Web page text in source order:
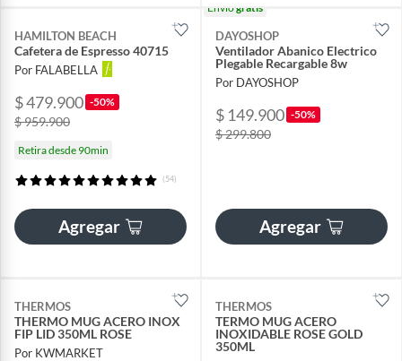
HAMILTON BEACH
Cafetera de Espresso 40715
Por FALABELLA
$ 479.900 -50%
$ 959.900
Retira desde 90min
(54)
Agregar
Envíogratis
DAYOSHOP
Ventilador Abanico Electrico
Plegable Recargable 8w
Por DAYOSHOP
$ 149.900 -50%
$ 299.800
Agregar
THERMOS
THERMO MUG ACERO INOX
FIP LID 350ML ROSE
Por KWMARKET
THERMOS
TERMO MUG ACERO
INOXIDABLE ROSE GOLD
350ML